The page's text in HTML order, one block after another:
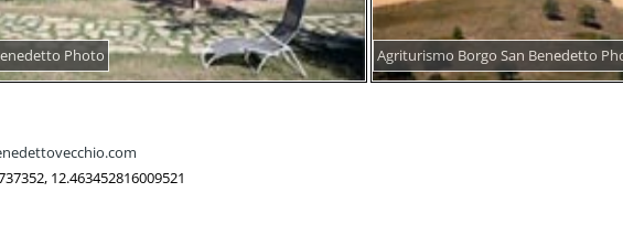
Photo Agriturismo Borgo San Benedetto
12.463452816009521